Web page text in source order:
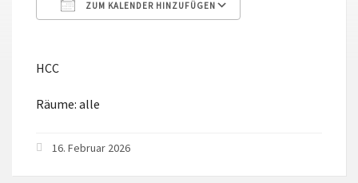
ZUM KALENDER HINZUFÜGEN
HCC
Räume: alle
16. Februar 2026